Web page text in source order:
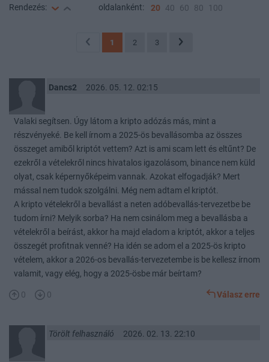
Rendezés: oldalanként: 20 40 60 80 100
1 2 3
Dancs2 2026. 05. 12. 02:15
Valaki segítsen. Úgy látom a kripto adózás más, mint a
részvényeké. Be kell írnom a 2025-ös bevallásomba az összes
összeget amiből kriptót vettem? Azt is ami scam lett és eltűnt? De
ezekről a vételekről nincs hivatalos igazolásom, binance nem küld
olyat, csak képernyőképeim vannak. Azokat elfogadják? Mert
mással nem tudok szolgálni. Még nem adtam el kriptót.
A kripto vételekről a bevallást a neten adóbevallás-tervezetbe be
tudom írni? Melyik sorba? Ha nem csinálom meg a bevallásba a
vételekről a beírást, akkor ha majd eladom a kriptót, akkor a teljes
összegét profitnak venné? Ha idén se adom el a 2025-ös kripto
vételem, akkor a 2026-os bevallás-tervezetembe is be kellesz írnom
valamit, vagy elég, hogy a 2025-ösbe már beírtam?
0 0 Válasz erre
Törölt felhasználó 2026. 02. 13. 22:10